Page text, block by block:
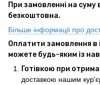
При замовленні на суму
безкоштовна.
Більше інформації про
Оплатити замовлення в
можете будь-яким із
Готівкою при
доставкою нашим